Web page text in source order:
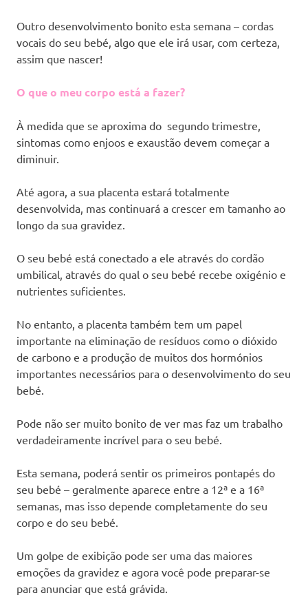
Outro desenvolvimento bonito esta semana – cordas
vocais do seu bebé, algo que ele irá usar, com certeza,
assim que nascer!
O que o meu corpo está a fazer?
À medida que se aproxima do segundo trimestre,
sintomas como enjoos e exaustão devem começar a
diminuir.
Até agora, a sua placenta estará totalmente
desenvolvida, mas continuará a crescer em tamanho ao
longo da sua gravidez.
O seu bebé está conectado a ele através do cordão
umbilical, através do qual o seu bebé recebe oxigénio e
nutrientes suficientes.
No entanto, a placenta também tem um papel
importante na eliminação de resíduos como o dióxido
de carbono e a produção de muitos dos hormónios
importantes necessários para o desenvolvimento do seu
bebé.
Pode não ser muito bonito de ver mas faz um trabalho
verdadeiramente incrível para o seu bebé.
Esta semana, poderá sentir os primeiros pontapés do
seu bebé – geralmente aparece entre a 12ª e a 16ª
semanas, mas isso depende completamente do seu
corpo e do seu bebé.
Um golpe de exibição pode ser uma das maiores
emoções da gravidez e agora você pode preparar-se
para anunciar que está grávida.